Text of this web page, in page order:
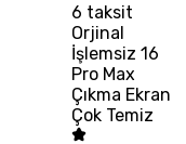
6 taksit
Orjinal
İşlemsiz 16
Pro Max
Çıkma Ekran
Çok Temiz